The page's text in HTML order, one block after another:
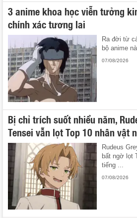
3 anime khoa học viễn tưởng
chính xác tương lai
Ra đời từ
bộ anime
07/08/2026
Bị chỉ trích suốt nhiều năm,
Tensei vẫn lọt Top 10 nhân vật
Rudeus
bất ngờ lọt
tiếng ...
07/08/2026